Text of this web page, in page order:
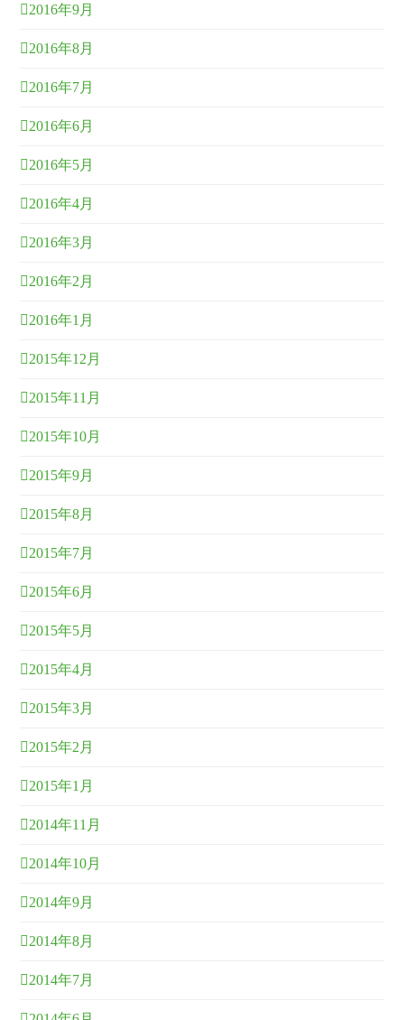
2016年9月
2016年8月
2016年7月
2016年6月
2016年5月
2016年4月
2016年3月
2016年2月
2016年1月
2015年12月
2015年11月
2015年10月
2015年9月
2015年8月
2015年7月
2015年6月
2015年5月
2015年4月
2015年3月
2015年2月
2015年1月
2014年11月
2014年10月
2014年9月
2014年8月
2014年7月